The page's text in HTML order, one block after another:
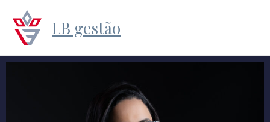
LB gestão